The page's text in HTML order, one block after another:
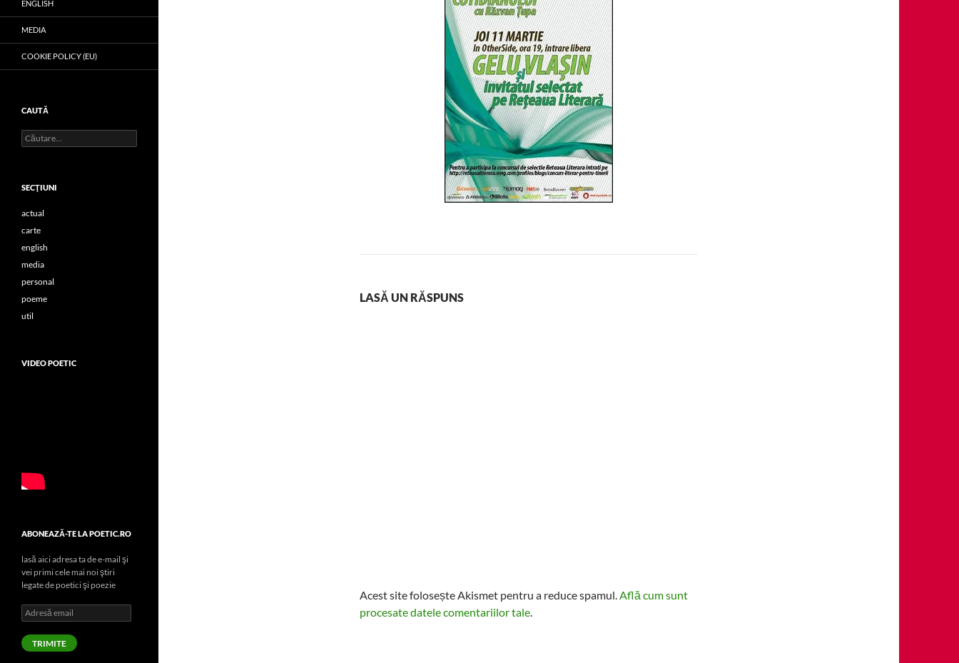
LASĂ UN RĂSPUNS
Acest site folosește Akismet pentru a reduce spamul.Află cum sunt
procesate datele comentariilor tale.
ENGLISH
MEDIA
COOKIE POLICY (EU)
CAUTĂ
Caută
după:
SECŢIUNI
actual
carte
english
media
personal
poeme
util
VIDEO POETIC
ABONEAZĂ-TE LA POETIC.RO
lasă aici adresa ta de e-mail şi
vei primi cele mai noi ştiri
legate de poetici şi poezie
Adresă
email
TRIMITE